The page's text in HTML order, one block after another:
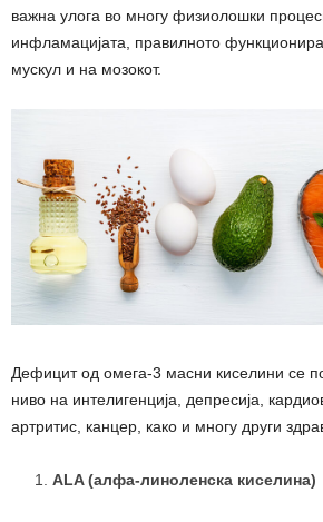
важна улога во многу физиолошки
инфламацијата, правилното
мускул и на мозокот.
Дефицит од омега-3 масни киселини се
ниво на интелигенција, депресија,
артритис, канцер, како и многу други
ALA(алфа-линоленска киселина)